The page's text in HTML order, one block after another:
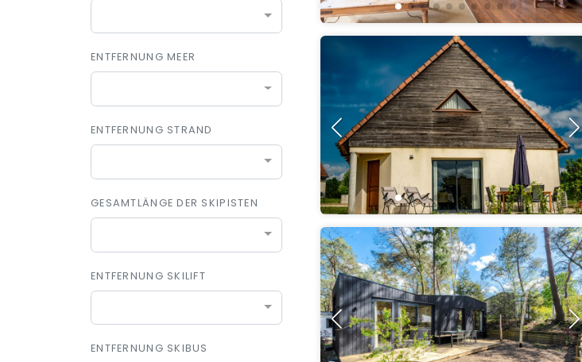
ENTFERNUNG MEER
ENTFERNUNG STRAND
GESAMTLÄNGE DER SKIPISTEN
ENTFERNUNG SKILIFT
ENTFERNUNG SKIBUS